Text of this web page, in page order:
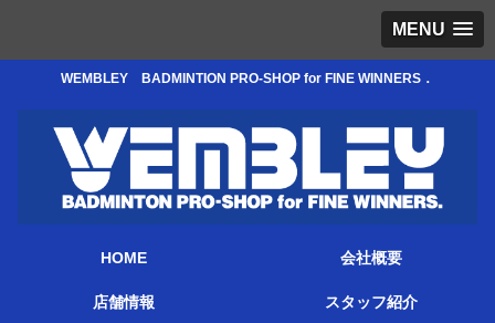
MENU
WEMBLEY BADMINTION PRO-SHOP for FINE WINNERS．
HOME 会社概要
店舗情報 スタッフ紹介